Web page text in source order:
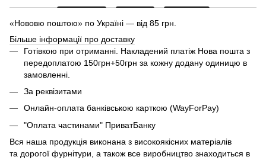
«Нововю поштою» по Україні — від 85 грн.
Більше інформації про доставку
Готівкою при отриманні. Накладений платіж Нова пошта з
передоплатою 150грн+50грн за кожну додану одиницю в
замовленні.
За реквізитами
Онлайн-оплата банківською карткою (WayForPay)
"Оплата частинами" ПриватБанку
Вся наша продукція виконана з високоякісних матеріалів
та дорогої фурнітури, а також все виробництво знаходиться в